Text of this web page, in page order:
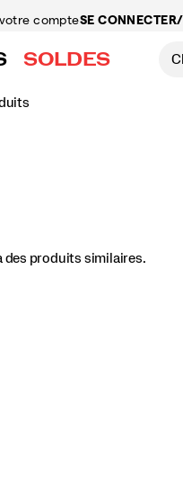
compteSE
SOLDES
des produits similaires.